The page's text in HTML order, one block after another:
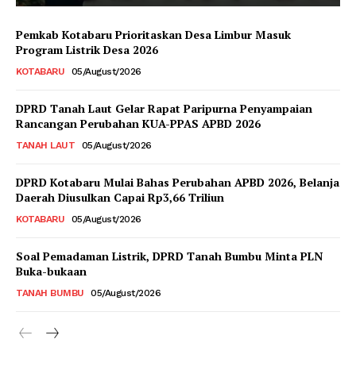
Pemkab Kotabaru Prioritaskan Desa Limbur Masuk
Program Listrik Desa 2026
KOTABARU 05/August/2026
DPRD Tanah Laut Gelar Rapat Paripurna Penyampaian
Rancangan Perubahan KUA-PPAS APBD 2026
TANAH LAUT 05/August/2026
DPRD Kotabaru Mulai Bahas Perubahan APBD 2026, Belanja
Daerah Diusulkan Capai Rp3,66 Triliun
KOTABARU 05/August/2026
Soal Pemadaman Listrik, DPRD Tanah Bumbu Minta PLN
Buka-bukaan
TANAH BUMBU 05/August/2026